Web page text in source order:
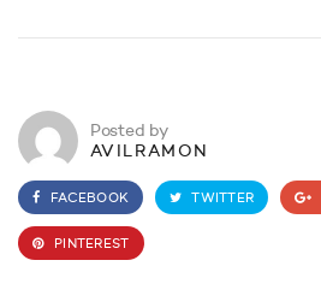
Posted by
AVILRAMON
FACEBOOK TWITTER
PINTEREST